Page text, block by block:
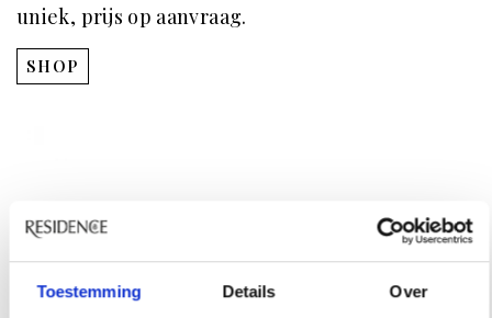
Toestemming Details Over
uniek, prijs op aanvraag.
SHOP